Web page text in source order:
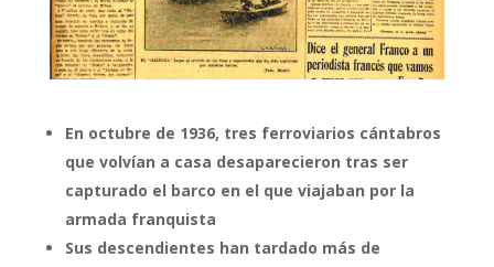
En octubre de 1936, tres ferroviarios cántabros
que volvían a casa desaparecieron tras ser
capturado el barco en el que viajaban por la
armada franquista
Sus descendientes han tardado más de